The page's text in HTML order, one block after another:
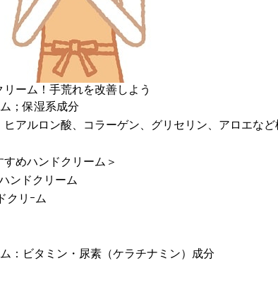
ーム！手荒れを改善しよう
；保湿系成分
アルロン酸、コラーゲン、グリセリン、アロエなど
めハンドクリーム＞
ンドクリーム
クリｰム
：ビタミン・尿素（ケラチナミン）成分